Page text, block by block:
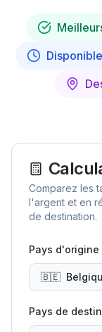
Comparez les
l'argent et en
de destination.
Pays d'origine
🇧🇪
Pays de